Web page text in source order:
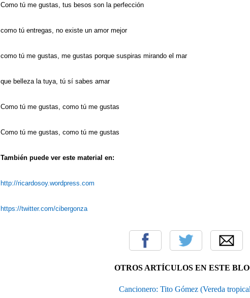
Como tú me gustas, tus besos son la perfección
como tú entregas, no existe un amor mejor
como tú me gustas, me gustas porque suspiras mirando el mar
que belleza la tuya, tú sí sabes amar
Como tú me gustas, como tú me gustas
Como tú me gustas, como tú me gustas
También puede ver este material en:
http://ricardosoy.wordpress.com
https://twitter.com/cibergonza
OTROS ARTÍCULOS EN ESTE
Cancionero: Tito Gómez (Vereda